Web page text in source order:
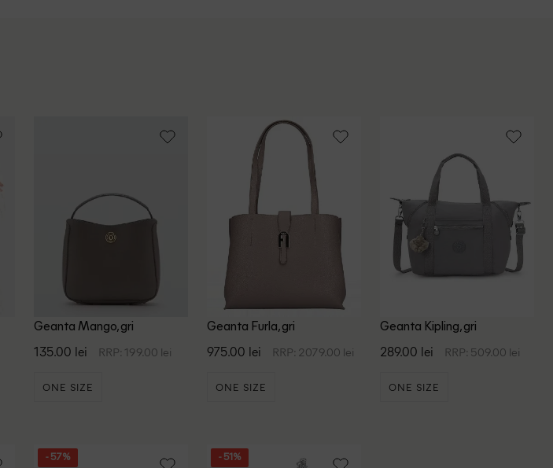
Geanta Mango, gri
135.00 lei RRP: 199.00 lei
ONE SIZE
Geanta Furla, gri
975.00 lei RRP: 2079.00 lei
ONE SIZE
Geanta Kipling, gri
289.00 lei RRP: 509.00 lei
ONE SIZE
- 57% - 51%